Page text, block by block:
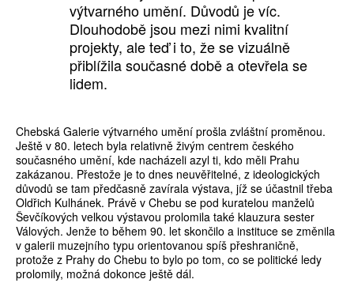
výtvarného umění. Důvodů je víc.
Dlouhodobě jsou mezi nimi kvalitní
projekty, ale teď i to, že se vizuálně
přiblížila současné době a otevřela se
lidem.
Chebská Galerie výtvarného umění prošla zvláštní proměnou.
Ještě v 80. letech byla relativně živým centrem českého
současného umění, kde nacházeli azyl ti, kdo měli Prahu
zakázanou. Přestože je to dnes neuvěřitelné, z ideologických
důvodů se tam předčasně zavírala výstava, jíž se účastnil třeba
Oldřich Kulhánek. Právě v Chebu se pod kuratelou manželů
Ševčíkových velkou výstavou prolomila také klauzura sester
Válových. Jenže to během 90. let skončilo a instituce se změnila
v galerii muzejního typu orientovanou spíš přeshraničně,
protože z Prahy do Chebu to bylo po tom, co se politické ledy
prolomily, možná dokonce ještě dál.